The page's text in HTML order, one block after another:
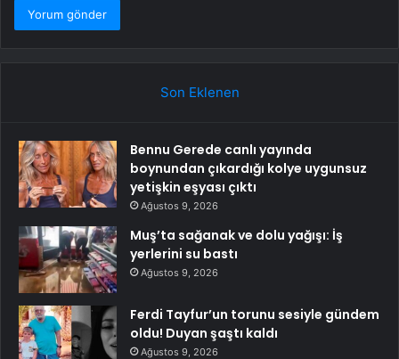
Son Eklenen
Bennu Gerede canlı yayında
boynundan çıkardığı kolye uygunsuz
yetişkin eşyası çıktı
Ağustos 9, 2026
Muş’ta sağanak ve dolu yağışı: İş
yerlerini su bastı
Ağustos 9, 2026
Ferdi Tayfur’un torunu sesiyle gündem
oldu! Duyan şaştı kaldı
Ağustos 9, 2026